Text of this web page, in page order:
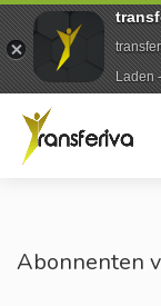
Abonnenten
Laden